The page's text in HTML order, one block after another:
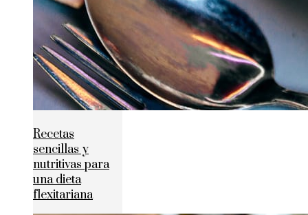
Recetas
sencillas y
nutritivas para
una dieta
flexitariana